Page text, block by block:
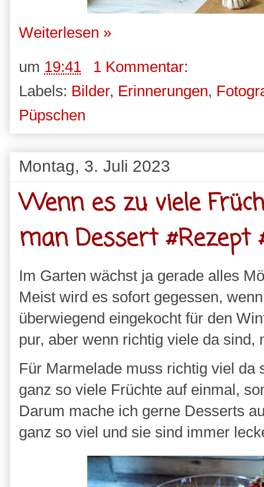
Weiterlesen »
um 19:41
1 Kommentar:
Labels: Bilder, Erinnerungen,
Püpschen
Montag, 3. Juli 2023
Wenn es zu viele
man Dessert #Rezept
Im Garten wächst ja gerade alles
Meist wird es sofort gegessen,
überwiegend eingekocht für den
pur, aber wenn richtig viele da
Für Marmelade muss richtig viel
ganz so viele Früchte auf einmal,
Darum mache ich gerne Desserts
ganz so viel und sie sind immer